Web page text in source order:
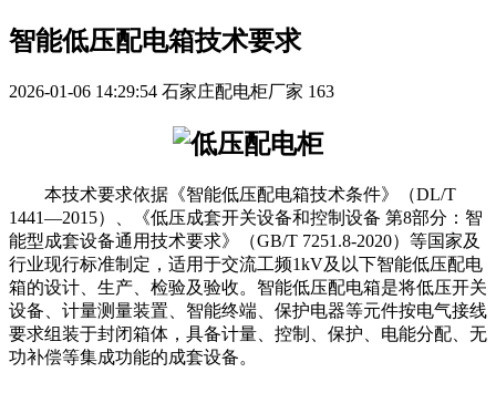
智能低压配电箱技术要求
2026-01-06 14:29:54 石家庄配电柜厂家 163
本技术要求依据《智能低压配电箱技术条件》（DL/T
1441—2015）、《低压成套开关设备和控制设备 第8部分：智
能型成套设备通用技术要求》（GB/T 7251.8-2020）等国家及
行业现行标准制定，适用于交流工频1kV及以下智能低压配电
箱的设计、生产、检验及验收。智能低压配电箱是将低压开关
设备、计量测量装置、智能终端、保护电器等元件按电气接线
要求组装于封闭箱体，具备计量、控制、保护、电能分配、无
功补偿等集成功能的成套设备。